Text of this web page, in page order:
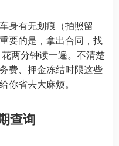
身有无划痕（拍照留
要的是，拿出合同，找
花两分钟读一遍。不清楚
费、押金冻结时限这些
你省去大麻烦。
查询